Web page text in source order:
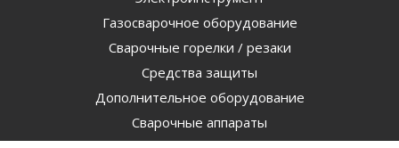
Газосварочное оборудование
Сварочные горелки / резаки
Средства защиты
Дополнительное оборудование
Сварочные аппараты